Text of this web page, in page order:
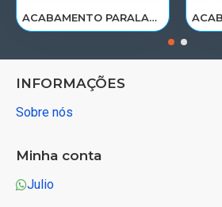
ACABAMENTO PARALAMA CABINE SCANIA NTG P/G/R/S LE PARTE TRAS 2297995
INFORMAÇÕES
Sobre nós
Minha conta
Julio